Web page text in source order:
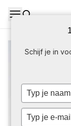
-50%
Schijf je in
Typ
naam
Typ